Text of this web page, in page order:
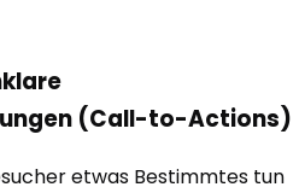
(Call-to-Actions)
etwas Bestimmtes tun